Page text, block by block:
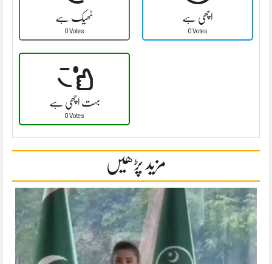
ٹھیک ہے
0 Votes
اچھی ہے
0 Votes
بہت اچھی ہے
0 Votes
مزید پڑھیں